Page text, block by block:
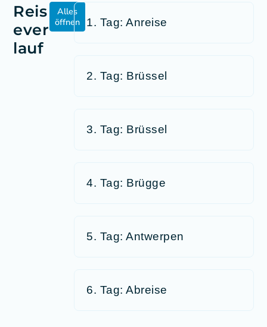
Reis
ever
lauf
Alles
öffnen 1. Tag: Anreise
2. Tag: Brüssel
3. Tag: Brüssel
4. Tag: Brügge
5. Tag: Antwerpen
6. Tag: Abreise